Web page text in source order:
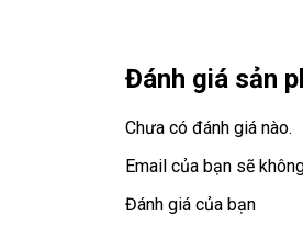
Giá:20,9tr.
LAPTOP TRIỀU
Website : LAPTOP
Đánh giá sản
Chưa có đánh giá nào.
Email của bạn sẽ
Đánh giá của bạn